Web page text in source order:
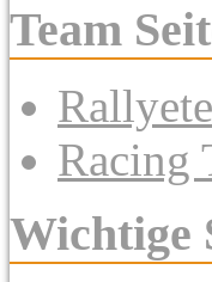
Team
Racing
Wichtige